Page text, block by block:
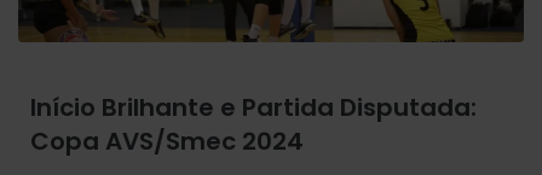
Início Brilhante e Partida Disputada:
Copa AVS/Smec 2024